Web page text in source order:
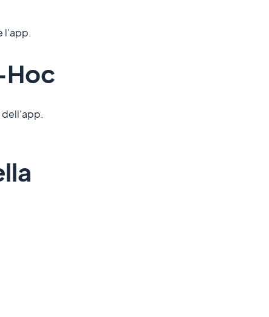
l'app.
Hoc
dell'app.